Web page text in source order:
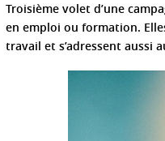
Troisième volet d’une
en emploi ou formation.
travail et s’adressent aussi